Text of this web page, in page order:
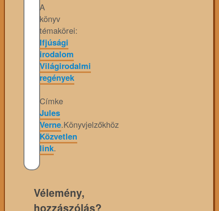
A
könyv
témakörei:
Ifjúsági
irodalom
Világirodalmi
regények
Címke
Jules
Verne.Könyvjelzőkhöz
Közvetlen
link.
Vélemény,
hozzászólás?